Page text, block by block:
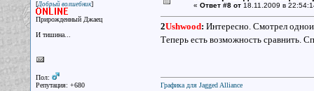
[Добрый волшебник]
Прирожденный Джаец
И тишина...
Пол:
Репутация: +680
« Ответ #8 от18.11.2009 в
2Ushwood: Интересно. Смотрел
Теперь есть возможность сравнить.
Графика для Jagged Alliance